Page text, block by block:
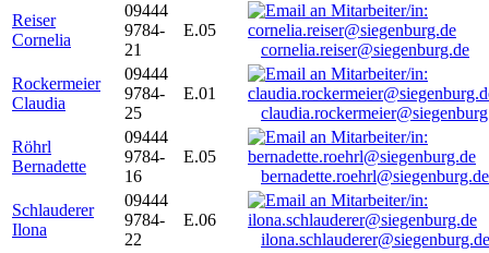
Reiser
Cornelia
09444
9784-
21
E.05
cornelia.reiser@siegenburg.de
Rockermeier
Claudia
09444
9784-
25
E.01
Röhrl
Bernadette
09444
9784-
16
E.05
bernadette.roehrl@siegenburg.de
Schlauderer
Ilona
09444
9784-
22
E.06
ilona.schlauderer@siegenburg.de